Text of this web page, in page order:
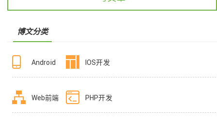
博文分类
Android IOS开发
Web前端 PHP开发